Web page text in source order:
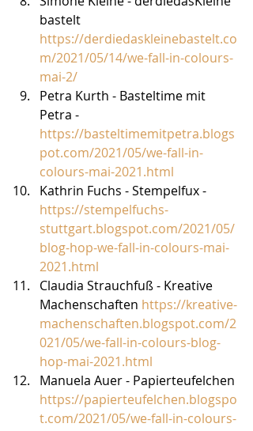
bastelt
https://derdiedaskleinebastelt.co
m/2021/05/14/we-fall-in-colours-
mai-2/
Petra Kurth - Basteltime mit
Petra -
https://basteltimemitpetra.blogs
pot.com/2021/05/we-fall-in-
colours-mai-2021.html
Kathrin Fuchs - Stempelfux -
https://stempelfuchs-
stuttgart.blogspot.com/2021/05/
blog-hop-we-fall-in-colours-mai-
2021.html
Claudia Strauchfuß - Kreative
Machenschaften https://kreative-
machenschaften.blogspot.com/2
021/05/we-fall-in-colours-blog-
hop-mai-2021.html
Manuela Auer - Papierteufelchen
https://papierteufelchen.blogspo
t.com/2021/05/we-fall-in-colours-